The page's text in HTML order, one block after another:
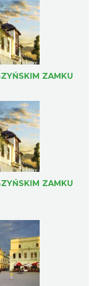
ZAMKU
ZAMKU